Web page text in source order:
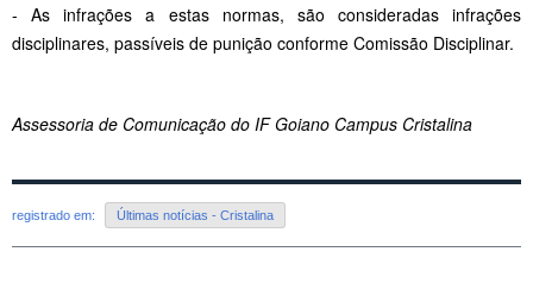
- As infrações a estas normas, são consideradas infrações
disciplinares, passíveis de punição conforme Comissão Disciplinar.
Assessoria de Comunicação do IF Goiano Campus Cristalina
registrado em: Últimas notícias - Cristalina